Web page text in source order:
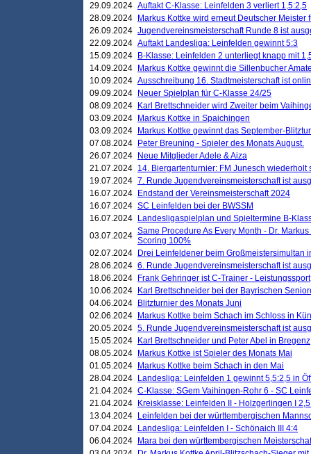
29.09.2024 Auftakt C-Klasse: Leinfelden 3 verliert 1,5:2,5
28.09.2024
Markus Kottke wird erneut Deutscher Meister
26.09.2024 Jugendvereinsmeisterschaft Runde 8 ist
22.09.2024 Auftakt Landesliga: Leinfelden gewinnt 5:3
15.09.2024
B-Klasse: Leinfelden 2 unterliegt knapp mit
14.09.2024
Markus Kottke gewinnt die Sillenbucher
10.09.2024 Ausschreibung 16. Stadtmeisterschaft ist
09.09.2024
Neuer Spielplan für C-Klasse 24/25
08.09.2024
Karl Brettschneider wird Zweiter beim
03.09.2024
Markus Kottke in Spaichingen
03.09.2024
Markus Kottke gewinnt das September-
07.08.2024
Peter Breuning - Spieler des Monats August.
26.07.2024
Neue Mitglieder Adele & Aiza
21.07.2024 14. Biergartenturnier: FM Junesch wiederholt
19.07.2024 7. Runde Jugendvereinsmeisterschaft ist
16.07.2024
Endstand der Vereinsmeisterschaft 2024
16.07.2024 SC Leinfelden bei der BWSSM
16.07.2024
Landesligaspielplan und Spieltermine B-
03.07.2024 Same Procedure As Every Month - Dr.
Scoring 100%
02.07.2024
Drei Leinfeldener beim Großmeistersimultan
28.06.2024 6. Runde Jugendvereinsmeisterschaft ist
18.06.2024
Frank Gehringer ist C-Trainer - Leistungssport
10.06.2024
Karl Brettschneider bei der Bayrischen
04.06.2024
Blitzturnier des Monats Juni
02.06.2024
Markus Kottke beim Schach im Schloss in
20.05.2024 5. Runde Jugendvereinsmeisterschaft ist
15.05.2024
Karl Brettschneider und Peter Abel in Bregenz
08.05.2024
Markus Kottke ist Spieler des Monats Mai
01.05.2024
Markus Kottke beim Schach in den Mai
28.04.2024
Landesliga: Leinfelden 1 gewinnt 5,5:2,5 in
21.04.2024 C-Klasse: SGem Vaihingen-Rohr 6 - SC
21.04.2024
Kreisklasse: Leinfelden II - Holzgerlingen I
13.04.2024
Leinfelden bei der württembergischen
07.04.2024
Landesliga: Leinfelden I - Schönaich III 4:4
06.04.2024
Mara bei den württembergischen